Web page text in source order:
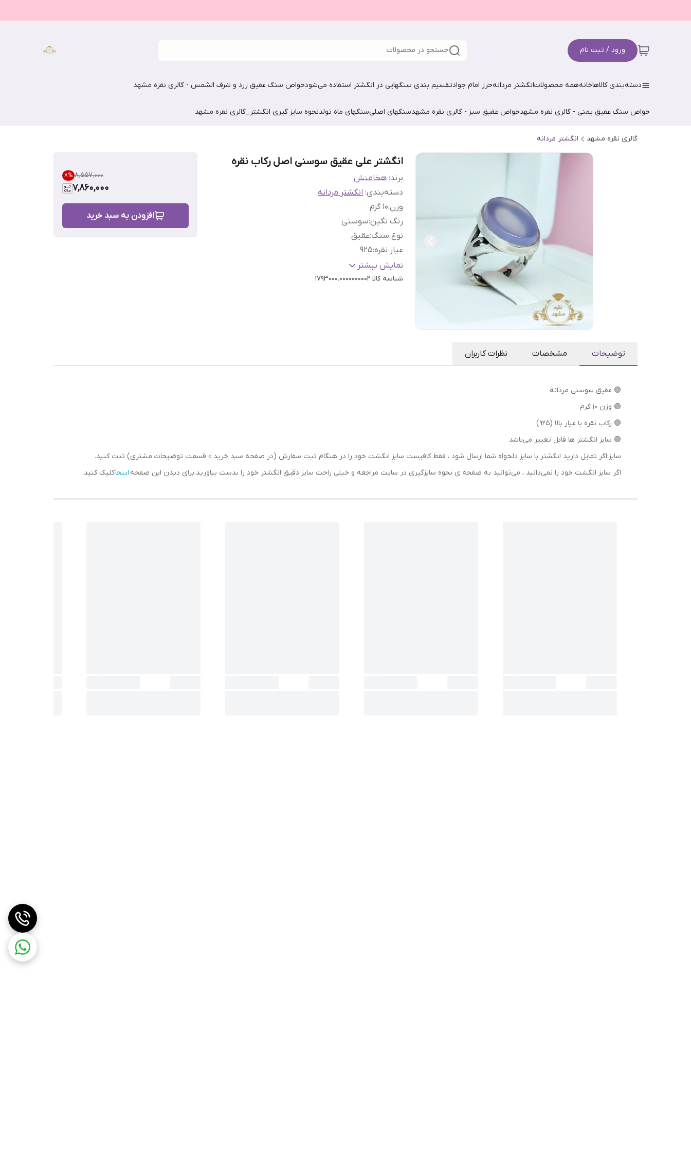
ورود / ثبت نام جستجو در محصولات
دسته‌بندی کالاهاخانههمه محصولاتانگشتر مردانهحرز امام جوادتقسیم بندی سنگهایی در انگشتر استفاده می‌شودخواص سنگ عقیق زرد و شرف الشمس - گالری نقره مشهد
خواص سنگ عقیق یمنی - گالری نقره مشهدخواص عقیق سبز - گالری نقره مشهدسنگهای اصلیسنگهای ماه تولدنحوه سایز گیری انگشتر_گالری نقره مشهد
گالری نقره مشهد انگشتر مردانه
انگشتر علی عقیق سوسنی اصل رکاب نقره
برند: هخامنش
دسته‌بندی:انگشتر مردانه
وزن:10 گرم
رنگ نگین:سوسنی
نوع سنگ:عقیق
عیار نقره:
925
سایز:دلخواه
نمایش بیشتر
شناسه کالا 1793000.0000000002
۸٬۵۵۷٬۰۰۰ 8%
7,860,000
افزودن به سبد خرید
توضیحات مشخصات نظرات کاربران
🟣 عقیق سوسنی مردانه
🟣 وزن 10 گرم
🟣 رکاب نقره با عیار بالا (۹۲۵)
🟣 سایز انگشتر ها قابل تغییر می‌باشد
سایز:اگر تمایل دارید انگشتر با سایز دلخواه شما ارسال شود ، فقط کافیست سایز انگشت خود را در هنگام ثبت سفارش (در صفحه سبد خرید » قسمت توضیحات مشتری) ثبت کنید.
اگر سایز انگشت خود را نمی‌دانید ، می‌توانید به صفحه ی نحوه سایزگیری در سایت مراجعه و خیلی راحت سایز دقیق انگشتر خود را بدست بیاورید.برای دیدن این صفحه اینجاکلیک کنید.